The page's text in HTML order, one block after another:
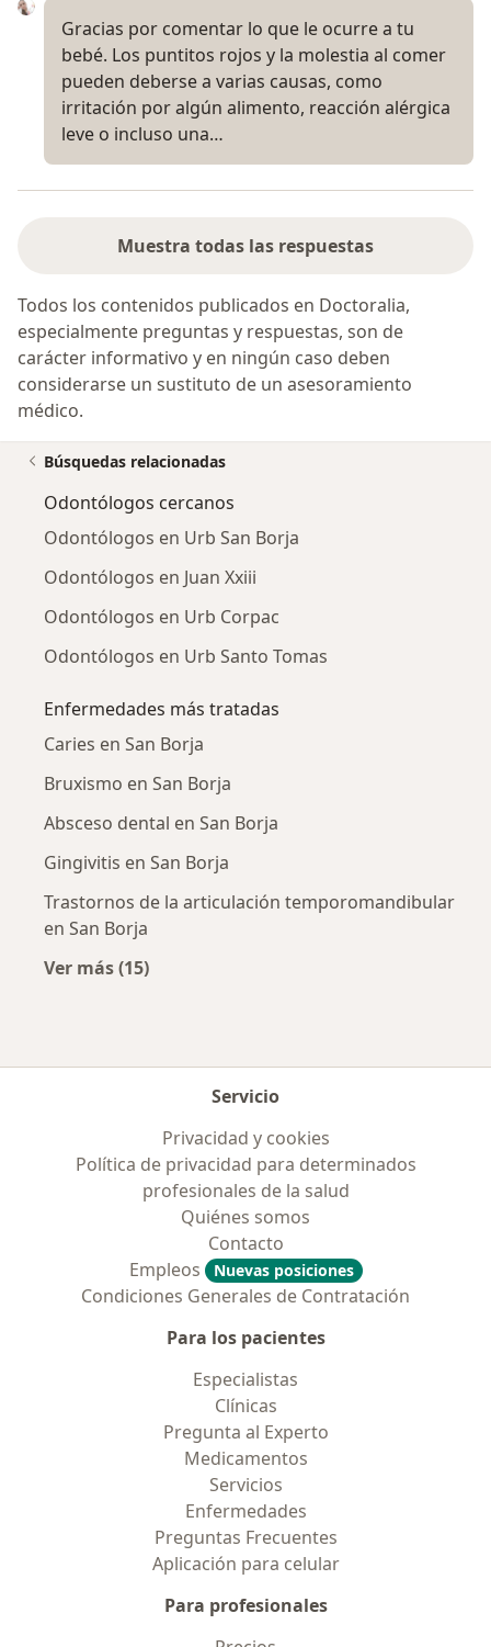
Gracias por comentar lo que le ocurre a tu
bebé. Los puntitos rojos y la molestia al comer
pueden deberse a varias causas, como
irritación por algún alimento, reacción alérgica
leve o incluso una…
Muestra todas las respuestas
Todos los contenidos publicados en Doctoralia,
especialmente preguntas y respuestas, son de
carácter informativo y en ningún caso deben
considerarse un sustituto de un asesoramiento
médico.
Búsquedas relacionadas
Odontólogos cercanos
Odontólogos en Urb San Borja
Odontólogos en Juan Xxiii
Odontólogos en Urb Corpac
Odontólogos en Urb Santo Tomas
Enfermedades más tratadas
Caries en San Borja
Bruxismo en San Borja
Absceso dental en San Borja
Gingivitis en San Borja
Trastornos de la articulación temporomandibular
en San Borja
Ver más (15)
Servicio
Privacidad y cookies
Política de privacidad para determinados
profesionales de la salud
Quiénes somos
Contacto
Empleos
Nuevas posiciones
Condiciones Generales de Contratación
Para los pacientes
Especialistas
Clínicas
Pregunta al Experto
Medicamentos
Servicios
Enfermedades
Preguntas Frecuentes
Aplicación para celular
Para profesionales